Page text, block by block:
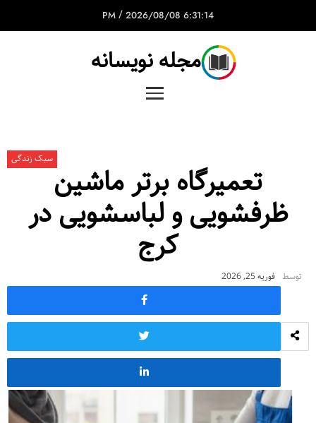
6:31:14 PM
/ 2026/08/08
مجله نویسانه
سبک زندگی
تعمیرگاه برتر ماشین
ظرفشویی و لباسشویی در
کرج
توسط فوریه 25, 2026